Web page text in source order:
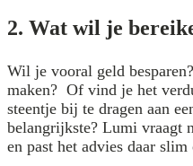
2. Wat wil je
Wil je vooral geld
maken? Of vind je het
steentje bij te dragen aan
belangrijkste? Lumi vraagt
en past het advies daar slim